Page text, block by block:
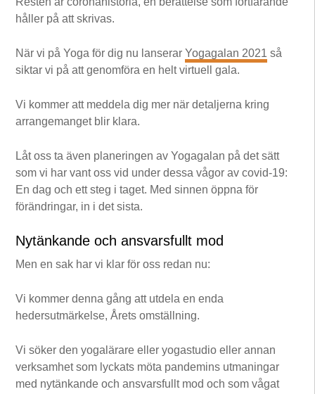
håller på att skrivas.
När vi på Yoga för dig nu lanserarYogagalan 2021 så
siktar vi på att genomföra en helt virtuell gala.
Vi kommer att meddela dig mer när detaljerna kring
arrangemanget blir klara.
Låt oss ta även planeringen av Yogagalan på det sätt
som vi har vant oss vid under dessa vågor av covid-19:
En dag och ett steg i taget. Med sinnen öppna för
förändringar, in i det sista.
Nytänkande och ansvarsfullt mod
Men en sak har vi klar för oss redan nu:
Vi kommer denna gång att utdela en enda
hedersutmärkelse, Årets omställning.
Vi söker den yogalärare eller yogastudio eller annan
verksamhet som lyckats möta pandemins utmaningar
med nytänkande och ansvarsfullt mod och som vågat